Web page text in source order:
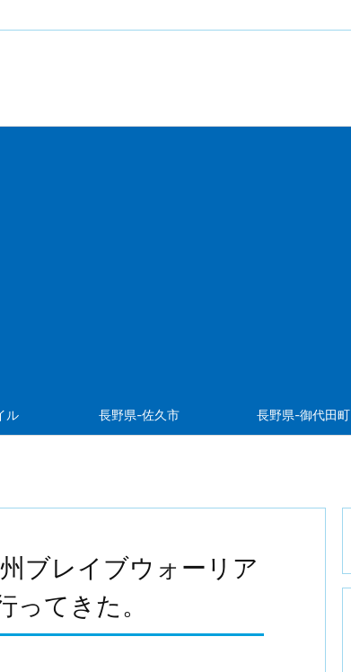
ル 長野県-佐久市 長野県-御代田町
ブレイブウォーリア
てきた。